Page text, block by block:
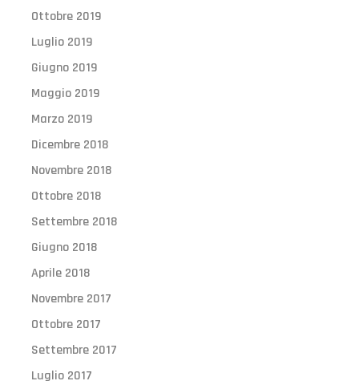
Ottobre 2019
Luglio 2019
Giugno 2019
Maggio 2019
Marzo 2019
Dicembre 2018
Novembre 2018
Ottobre 2018
Settembre 2018
Giugno 2018
Aprile 2018
Novembre 2017
Ottobre 2017
Settembre 2017
Luglio 2017